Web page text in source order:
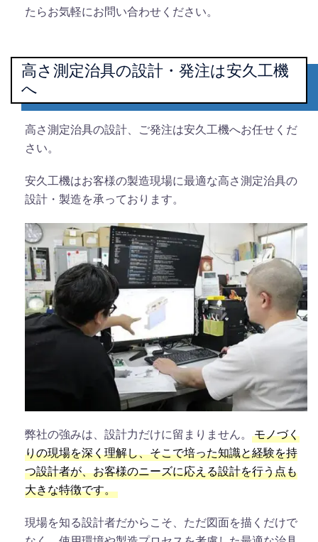
たらお気軽にお問い合わせください。
高さ測定治具の設計・発注は安久工機
へ
高さ測定治具の設計、ご発注は安久工機へお任せくだ
さい。
安久工機はお客様の製造現場に最適な高さ測定治具の
設計・製造を承っております。
弊社の強みは、設計力だけに留まりません。
モノづく
りの現場を深く理解し、そこで培った知識と経験を持
つ設計者が、お客様のニーズに応える設計を行う点も
大きな特徴です。
現場を知る設計者だからこそ、ただ図面を描くだけで